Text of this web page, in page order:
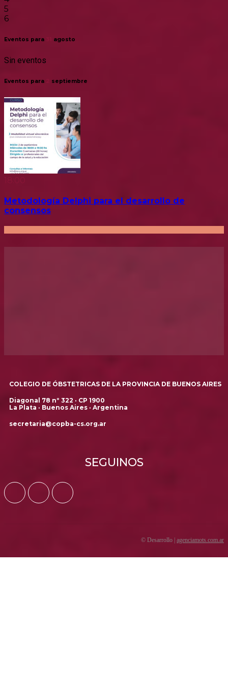
5
6
Eventos para agosto
Sin eventos
Eventos para septiembre
Metodología Delphi para el desarrollo de
consensos
COLEGIO DE ÓBSTETRICAS DE LA PROVINCIA DE BUENOS AIRES
Diagonal 78 nº 322 · CP 1900
La Plata · Buenos Aires · Argentina
secretaria@copba-cs.org.ar
SEGUINOS
© Desarrollo | agenciamots.com.ar